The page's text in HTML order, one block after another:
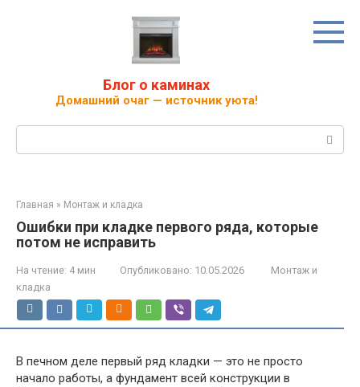
Блог о каминах
Домашний очаг — источник уюта!
Главная » Монтаж и кладка
Ошибки при кладке первого ряда, которые
потом не исправить
На чтение: 4 мин Опубликовано: 10.05.2026
Монтаж и
кладка
В печном деле первый ряд кладки — это не просто
начало работы, а фундамент всей конструкции в